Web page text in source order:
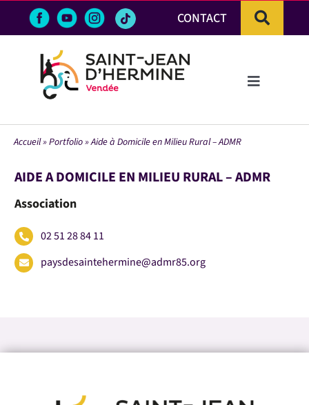
Passer
CONTACT
Toggle
VIE ÉCONOMIQUE
ACTIVITÉS ET LOISIRS
Accueil»Portfolio»Aide à Domicile en Milieu Rural – ADMR
AIDE A DOMICILE EN MILIEU RURAL – ADMR
Association
02 51 28 84 11
paysdesaintehermine@admr85.org